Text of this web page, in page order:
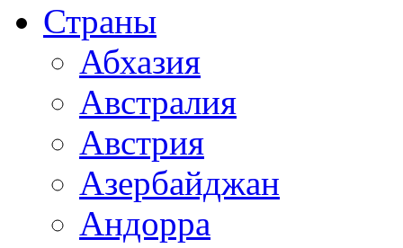
Страны
Абхазия
Австралия
Австрия
Азербайджан
Андорра